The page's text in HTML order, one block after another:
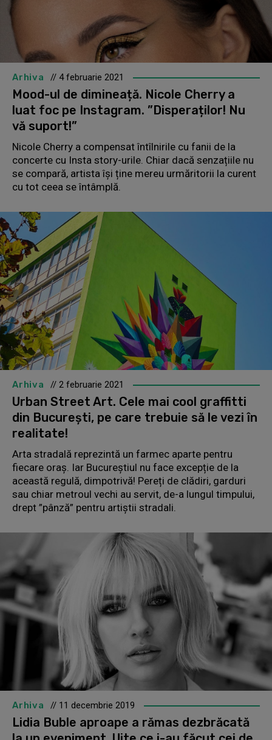
Arhiva // 4 februarie 2021
Mood-ul de dimineață. Nicole Cherry a
luat foc pe Instagram. ”Disperaților! Nu
vă suport!”
Nicole Cherry a compensat întîlnirile cu fanii de la
concerte cu Insta story-urile. Chiar dacă senzațiile nu
se compară, artista își ține mereu urmăritorii la curent
cu tot ceea se întâmplă.
Arhiva // 2 februarie 2021
Urban Street Art. Cele mai cool graffitti
din București, pe care trebuie să le vezi în
realitate!
Arta stradală reprezintă un farmec aparte pentru
fiecare oraș. Iar Bucureștiul nu face excepție de la
această regulă, dimpotrivă! Pereți de clădiri, garduri
sau chiar metroul vechi au servit, de-a lungul timpului,
drept ”pânză” pentru artiștii stradali.
Arhiva // 11 decembrie 2019
Lidia Buble aproape a rămas dezbrăcată